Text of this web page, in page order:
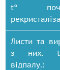
t°
Листи та
з них.
відпалу.: